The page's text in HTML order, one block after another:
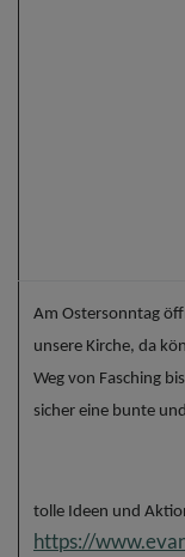
Am Ostersonntag
unsere Kirche, da
Weg von Fasching
sicher eine bunte
tolle Ideen und
https://